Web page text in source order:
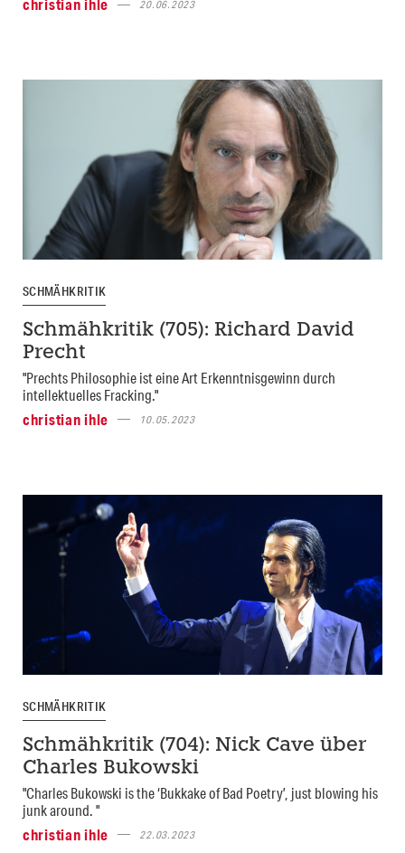
christian ihle 20.06.2023
SCHMÄHKRITIK
Schmähkritik (705): Richard David
Precht
"Prechts Philosophie ist eine Art Erkenntnisgewinn durch
intellektuelles Fracking."
christian ihle
10.05.2023
SCHMÄHKRITIK
Schmähkritik (704): Nick Cave über
Charles Bukowski
"Charles Bukowski is the ‘Bukkake of Bad Poetry’, just blowing his
junk around. "
christian ihle
22.03.2023